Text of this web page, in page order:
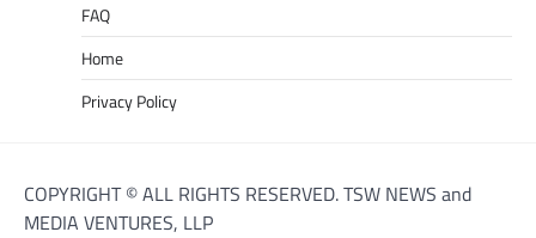
FAQ
Home
Privacy Policy
COPYRIGHT © ALL RIGHTS RESERVED. TSW NEWS and
MEDIA VENTURES, LLP